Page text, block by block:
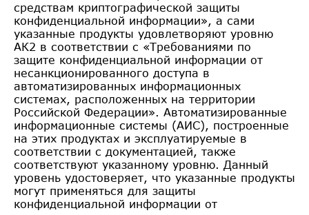
средствам криптографической защиты
конфиденциальной информации», а сами
указанные продукты удовлетворяют уровню
АК2 в соответствии с «Требованиями по
защите конфиденциальной информации от
несанкционированного доступа в
автоматизированных информационных
системах, расположенных на территории
Российской Федерации». Автоматизированные
информационные системы (АИС), построенные
на этих продуктах и эксплуатируемые в
соответствии с документацией, также
соответствуют указанному уровню. Данный
уровень удостоверяет, что указанные продукты
могут применяться для защиты
конфиденциальной информации от